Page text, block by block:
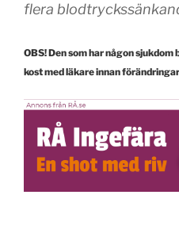
flera
OBS! Den som har någon
kost med läkare innan